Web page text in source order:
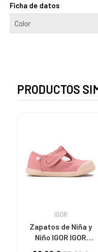
Ficha de datos
Color
PRODUCTOS
IGOR
Zapatos de Niña y
Niño IGOR IGOR